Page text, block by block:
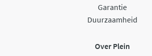
Garantie
Duurzaamheid
Over Plein